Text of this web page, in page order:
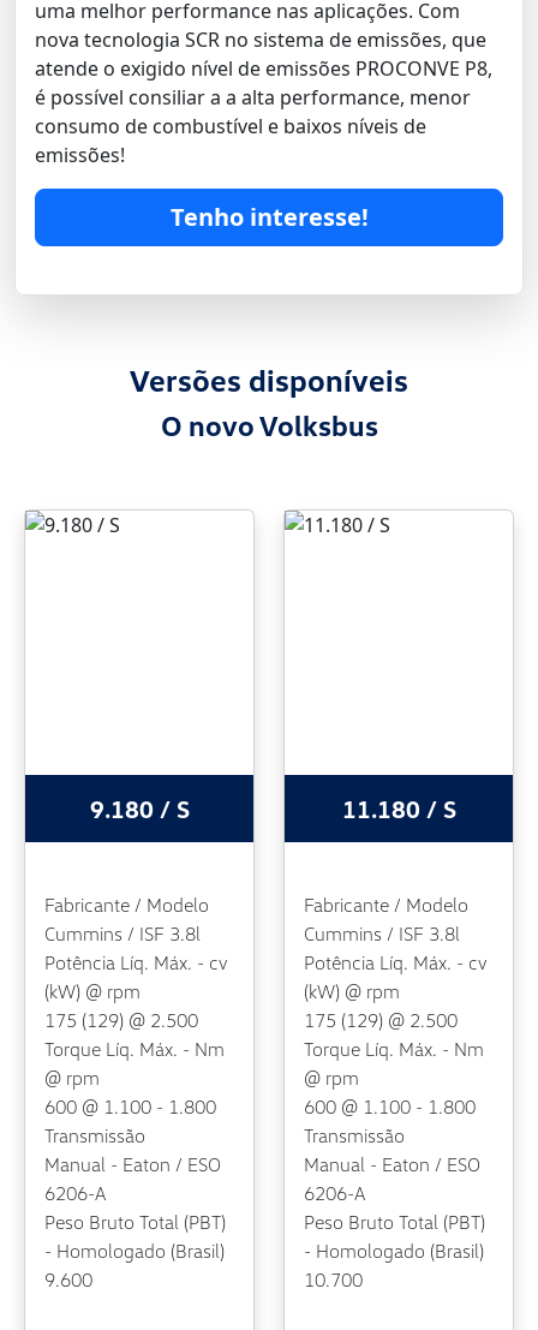
uma melhor performance nas aplicações. Com
nova tecnologia SCR no sistema de emissões, que
atende o exigido nível de emissões PROCONVE P8,
é possível consiliar a a alta performance, menor
consumo de combustível e baixos níveis de
emissões!
Tenho interesse!
Versões disponíveis
O novo Volksbus
9.180 / S
Fabricante / Modelo
Cummins / ISF 3.8l
Potência Líq. Máx. - cv
(kW) @ rpm
175 (129) @ 2.500
Torque Líq. Máx. - Nm
@ rpm
600 @ 1.100 - 1.800
Transmissão
Manual - Eaton / ESO
6206-A
Peso Bruto Total (PBT)
- Homologado (Brasil)
9.600
11.180 / S
Fabricante / Modelo
Cummins / ISF 3.8l
Potência Líq. Máx. - cv
(kW) @ rpm
175 (129) @ 2.500
Torque Líq. Máx. - Nm
@ rpm
600 @ 1.100 - 1.800
Transmissão
Manual - Eaton / ESO
6206-A
Peso Bruto Total (PBT)
- Homologado (Brasil)
10.700